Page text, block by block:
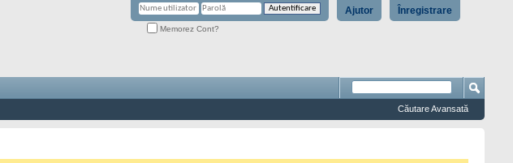
Înregistrare
Ajutor
Memorez Cont?
Căutare Avansată